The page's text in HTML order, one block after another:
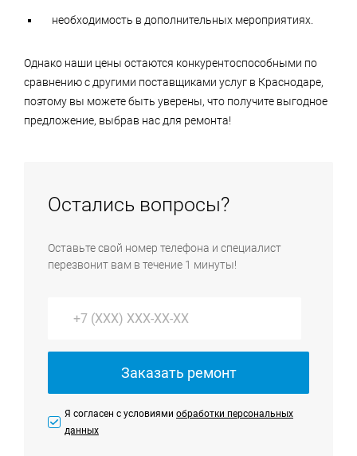
необходимость в дополнительных мероприятиях.
Однако наши цены остаются конкурентоспособными по
сравнению с другими поставщиками услуг в Краснодаре,
поэтому вы можете быть уверены, что получите выгодное
предложение, выбрав нас для ремонта!
Остались вопросы?
Оставьте свой номер телефона и специалист
перезвонит вам в течение 1 минуты!
Заказать ремонт
Я согласен с условиями обработки персональных
данных